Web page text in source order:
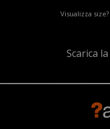
Visualizza
Scarica